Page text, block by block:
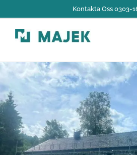
content
Kontakta Oss 0303-